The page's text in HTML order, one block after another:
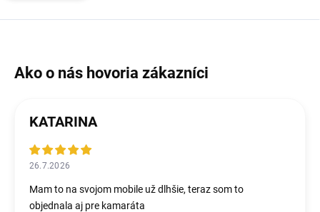
KATARINA
26.7.2026
Mam to na svojom mobile už dlhšie, teraz som to
objednala aj pre kamaráta